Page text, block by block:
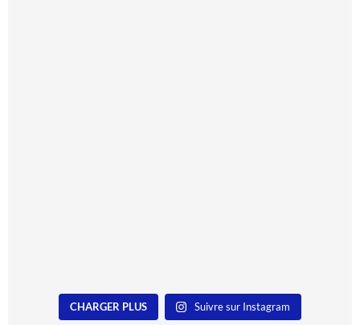
CHARGER PLUS Suivre sur Instagram